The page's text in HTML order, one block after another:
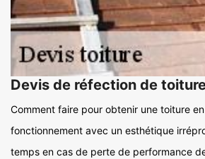
Devis de réfection de
Comment faire pour obtenir une toiture
fonctionnement avec un esthétique
temps en cas de perte de performance